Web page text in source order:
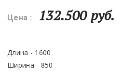
Цена : 132.500 руб.
Длина - 1600
Ширина - 850